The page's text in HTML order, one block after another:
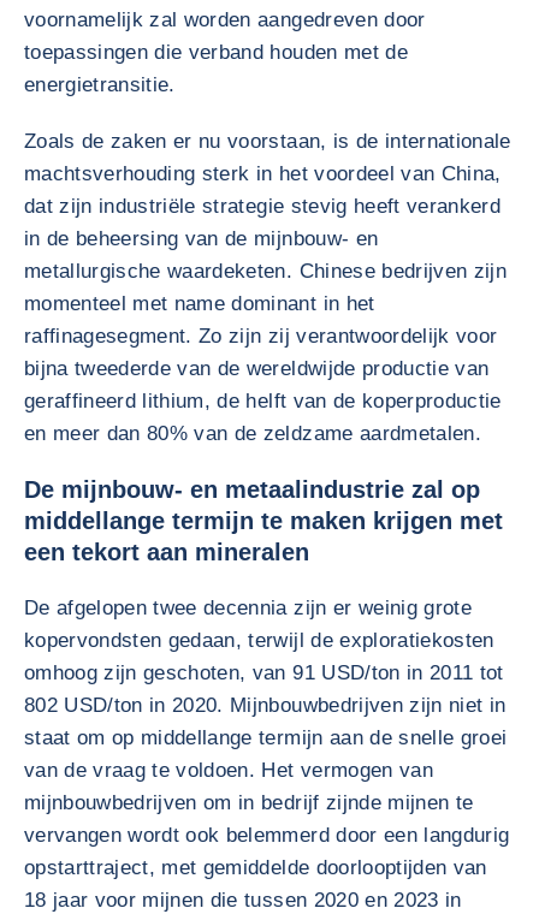
voornamelijk zal worden aangedreven door
toepassingen die verband houden met de
energietransitie.
Zoals de zaken er nu voorstaan, is de internationale
machtsverhouding sterk in het voordeel van China,
dat zijn industriële strategie stevig heeft verankerd
in de beheersing van de mijnbouw- en
metallurgische waardeketen. Chinese bedrijven zijn
momenteel met name dominant in het
raffinagesegment. Zo zijn zij verantwoordelijk voor
bijna tweederde van de wereldwijde productie van
geraffineerd lithium, de helft van de koperproductie
en meer dan 80% van de zeldzame aardmetalen.
De mijnbouw- en metaalindustrie zal op
middellange termijn te maken krijgen met
een tekort aan mineralen
De afgelopen twee decennia zijn er weinig grote
kopervondsten gedaan, terwijl de exploratiekosten
omhoog zijn geschoten, van 91 USD/ton in 2011 tot
802 USD/ton in 2020. Mijnbouwbedrijven zijn niet in
staat om op middellange termijn aan de snelle groei
van de vraag te voldoen. Het vermogen van
mijnbouwbedrijven om in bedrijf zijnde mijnen te
vervangen wordt ook belemmerd door een langdurig
opstarttraject, met gemiddelde doorlooptijden van
18 jaar voor mijnen die tussen 2020 en 2023 in